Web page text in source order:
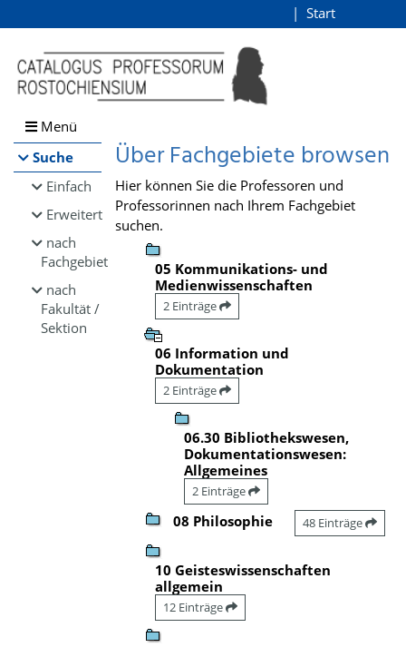
Browsen
direkt zum Inhalt
Start
Menü
Suche
Einfach
Erweitert
nach
Fachgebiet
nach
Fakultät /
Sektion
Über Fachgebiete browsen
Hier können Sie die Professoren und
Professorinnen nach Ihrem Fachgebiet
suchen.
05 Kommunikations- und
Medienwissenschaften
2 Einträge
06 Information und
Dokumentation
2 Einträge
06.30 Bibliothekswesen,
Dokumentationswesen:
Allgemeines
2 Einträge
08 Philosophie 48 Einträge
10 Geisteswissenschaften
allgemein
12 Einträge